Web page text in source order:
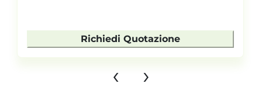
Richiedi Quotazione
‹ ›